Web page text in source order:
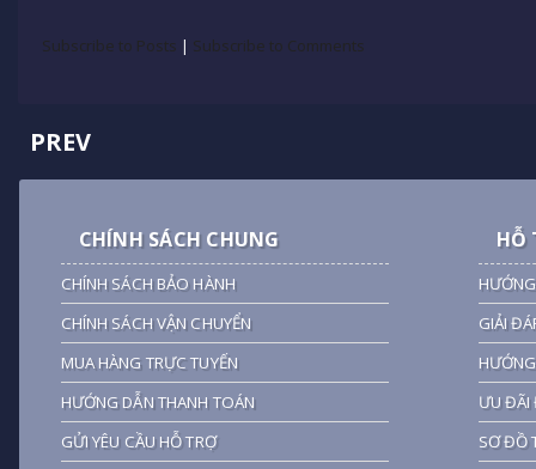
Subscribe to Posts | Subscribe to Comments
PREV
CHÍNH SÁCH CHUNG
CHÍNH SÁCH BẢO HÀNH
CHÍNH SÁCH VẬN CHUYỂN
MUA HÀNG TRỰC TUYẾN
HƯỚNG DẪN THANH TOÁN
GỬI YÊU CẦU HỖ TRỢ
HỖ
GIẢI
ƯU ĐÃI
SƠ ĐỒ